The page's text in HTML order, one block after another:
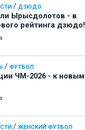
/ ДЗЮДО
Ырысдолотов - в
рейтинга дзюдо!
/ ФУТБОЛ
ЧМ-2026 - к новым
/ ЖЕНСКИЙ ФУТБОЛ